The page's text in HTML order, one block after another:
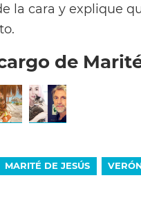
la cara y explique
de
MARITÉ DE JESÚS